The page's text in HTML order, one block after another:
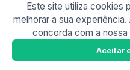
390E-41
16:10
Este site utiliza cookies
melhorar a sua
concorda com a nossa
Aceitar